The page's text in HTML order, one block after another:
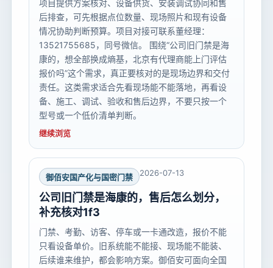
项目提供方案核对、设备供货、安装调试协同和售
后排查，可先根据点位数量、现场照片和现有设备
情况协助判断预算。项目对接可联系董经理：
13521755685，同号微信。 围绕“公司旧门禁是海
康的，想全部换成熵基，北京有代理商能上门评估
报价吗”这个需求，真正要核对的是现场边界和交付
责任。这类需求适合先看现场能不能落地，再看设
备、施工、调试、验收和售后边界，不要只按一个
型号或一个低价清单判断。
继续浏览
御佰安国产化与国密门禁 2026-07-13
公司旧门禁是海康的，售后怎么划分，
补充核对1f3
门禁、考勤、访客、停车或一卡通改造，报价不能
只看设备单价。旧系统能不能接、现场能不能装、
后续谁来维护，都会影响方案。御佰安可面向全国